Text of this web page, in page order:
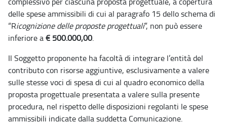
delle spese ammissibili di cui al paragrafo 15 dello schema di
“Ricognizione delle proposte progettuali”, non può essere
inferiore a€ 500.000,00.
Il Soggetto proponente ha facoltà di integrare l’entità del
contributo con risorse aggiuntive, esclusivamente a valere
sulle stesse voci di spesa di cui al quadro economico della
proposta progettuale presentata a valere sulla presente
procedura, nel rispetto delle disposizioni regolanti le spese
ammissibili indicate dalla suddetta Comunicazione.